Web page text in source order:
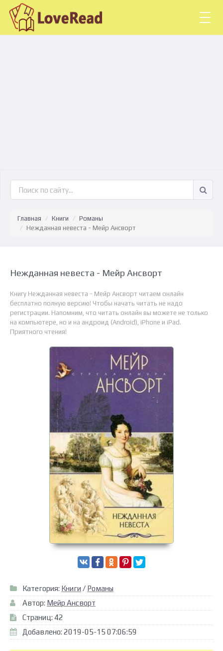
Главная Книги
Романы
Нежданная невеста - Мейр Ансворт
Нежданная невеста - Мейр Ансворт
Книгу Нежданная невеста - Мейр Ансворт читаем онлайн
бесплатно полную версию! Чтобы начать читать не надо
регистрации. Напомним, что читать онлайн вы можете не только
на компьютере, но и на андроид (Android), iPhone и iPad.
Приятного чтения!
Категория: Книги / Романы
Автор: Мейр Ансворт
Страниц: 42
Добавлено: 2019-05-15 07:06:59